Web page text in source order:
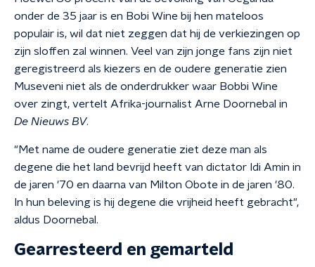
onder de 35 jaar is en Bobi Wine bij hen mateloos
populair is, wil dat niet zeggen dat hij de verkiezingen op
zijn sloffen zal winnen. Veel van zijn jonge fans zijn niet
geregistreerd als kiezers en de oudere generatie zien
Museveni niet als de onderdrukker waar Bobbi Wine
over zingt, vertelt Afrika-journalist Arne Doornebal in
De Nieuws BV.
"Met name de oudere generatie ziet deze man als
degene die het land bevrijd heeft van dictator Idi Amin in
de jaren '70 en daarna van Milton Obote in de jaren '80.
In hun beleving is hij degene die vrijheid heeft gebracht",
aldus Doornebal.
Gearresteerd en gemarteld